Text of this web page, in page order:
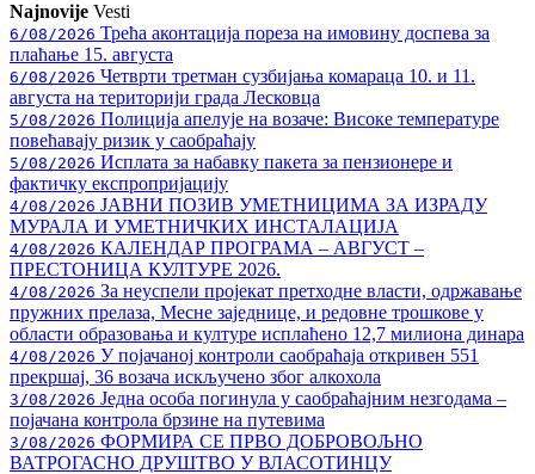
Najnovije Vesti
6/08/2026 Трећа аконтација пореза на имовину доспева за
плаћање 15. августа
6/08/2026 Четврти третман сузбијања комараца 10. и 11.
августа на територији града Лесковца
5/08/2026 Полиција апелује на возаче: Високе температуре
повећавају ризик у саобраћају
5/08/2026 Исплата за набавку пакета за пензионере и
фактичку експропријацију
4/08/2026 ЈАВНИ ПОЗИВ УМЕТНИЦИМА ЗА ИЗРАДУ
МУРАЛА И УМЕТНИЧКИХ ИНСТАЛАЦИЈА
4/08/2026 КАЛЕНДАР ПРОГРАМА – АВГУСТ –
ПРЕСТОНИЦА КУЛТУРЕ 2026.
4/08/2026 За неуспели пројекат претходне власти, одржавање
пружних прелаза, Месне заједнице, и редовне трошкове у
области образовања и културе исплаћено 12,7 милиона динара
4/08/2026 У појачаној контроли саобраћаја откривен 551
прекршај, 36 возача искључено због алкохола
3/08/2026 Једна особа погинула у саобраћајним незгодама –
појачана контрола брзине на путевима
3/08/2026 ФОРМИРА СЕ ПРВО ДОБРОВОЉНО
ВАТРОГАСНО ДРУШТВО У ВЛАСОТИНЦУ